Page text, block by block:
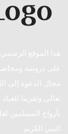
هذا الموقع
على دروسه
مجال الدعوة إلى
تعالى وتقريبا
بأرواح المسلمين
النبي الكريم.